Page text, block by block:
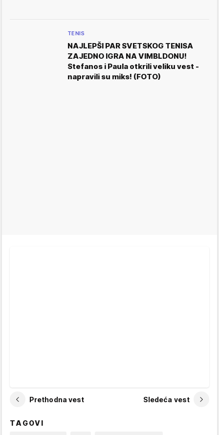
TENIS
NAJLEPŠI PAR SVETSKOG TENISA
ZAJEDNO IGRA NA VIMBLDONU!
Stefanos i Paula otkrili veliku vest -
napravili su miks! (FOTO)
Prethodna vest Sledeća vest
TAGOVI